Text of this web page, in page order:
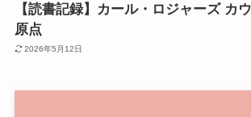
【読書記録】カール・ロジャーズ カ
原点
2026年5月12日